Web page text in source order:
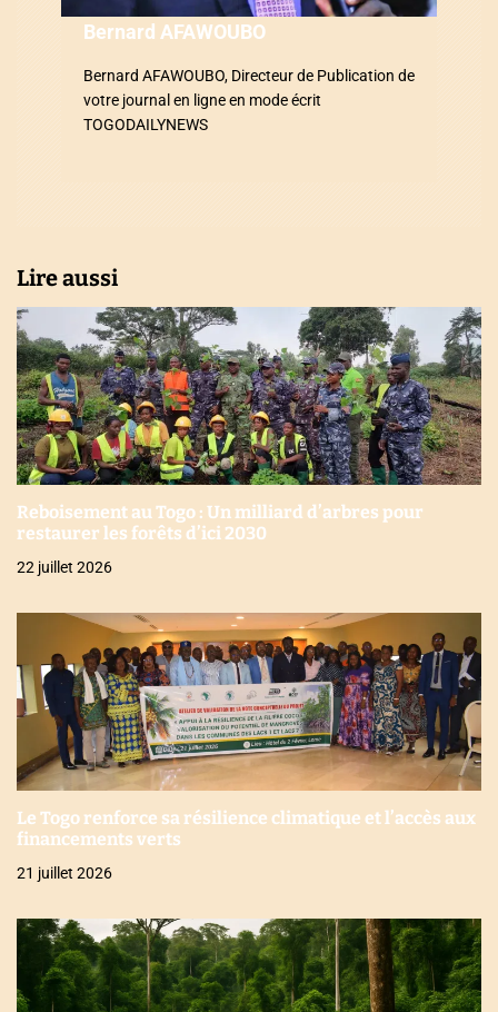
Bernard AFAWOUBO
Bernard AFAWOUBO, Directeur de Publication de
votre journal en ligne en mode écrit
TOGODAILYNEWS
Lire aussi
Reboisement au Togo : Un milliard d’arbres pour
restaurer les forêts d’ici 2030
22 juillet 2026
Le Togo renforce sa résilience climatique et l’accès aux
financements verts
21 juillet 2026